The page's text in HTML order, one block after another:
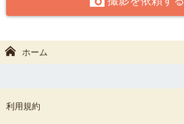
お会いできるのを楽しみにしています✨
ホーム
利用規約